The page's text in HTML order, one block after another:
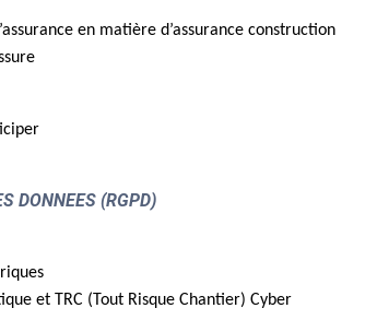
en matière d’assurance construction
DONNEES (RGPD)
et TRC (Tout Risque Chantier) Cyber